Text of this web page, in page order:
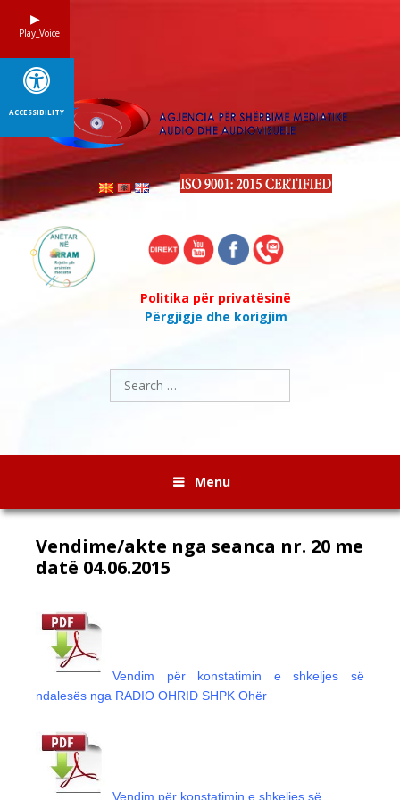
Politika për privatësinë
Përgjigje dhe korigjim
Search
for:
Menu
Vendime/akte nga seanca nr. 20 me
datë 04.06.2015
Vendim për konstatimin e shkeljes së
ndalesës nga RADIO OHRID SHPK Ohër
Vendim për konstatimin e shkeljes së
Play_Voice
ACCESSIBILITY